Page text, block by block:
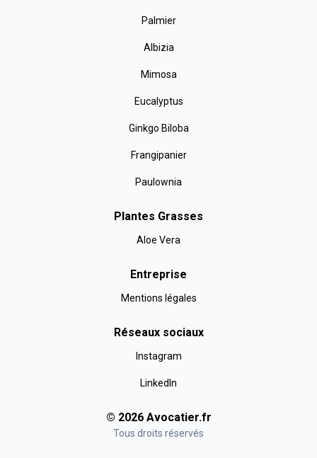
Palmier
Albizia
Mimosa
Eucalyptus
Ginkgo Biloba
Frangipanier
Paulownia
Plantes Grasses
Aloe Vera
Entreprise
Mentions légales
Réseaux sociaux
Instagram
LinkedIn
© 2026 Avocatier.fr
Tous droits réservés